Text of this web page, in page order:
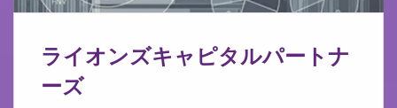
ライオンズキャピタルパートナ
ーズ